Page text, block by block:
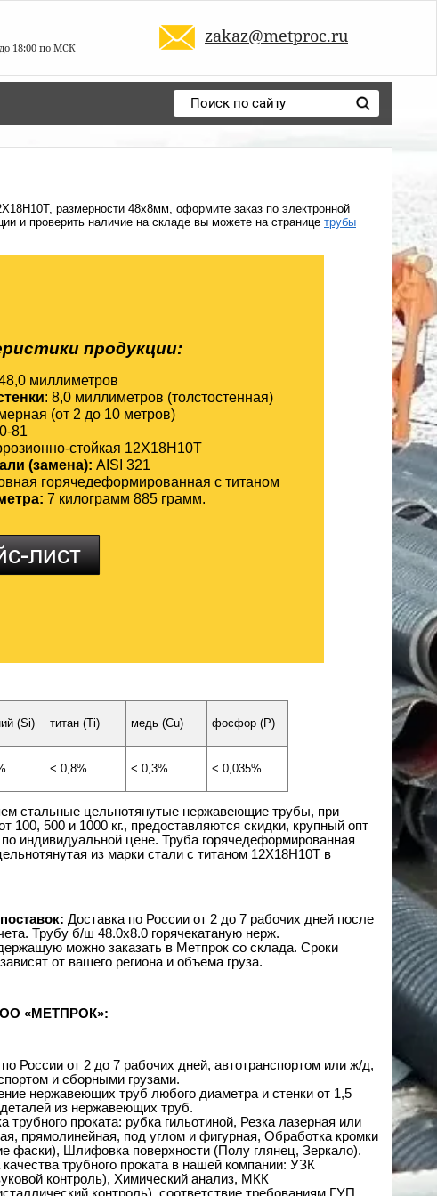
18:00 по МСК
zakaz@metproc.ru
размерности 48х8мм, оформите заказ по электронной
и проверить наличие на складе вы можете на странице трубы
продукции:
миллиметров
: 8,0 миллиметров (толстостенная)
(от 2 до 10 метров)
81
стойкая 12Х18Н10Т
(замена): AISI 321
горячедеформированная с титаном
7 килограмм 885 грамм.
(Si) титан (Ti) медь (Cu) фосфор (P)
< 0,8% < 0,3% < 0,035%
стальные цельнотянутые нержавеющие трубы, при
100, 500 и 1000 кг., предоставляются скидки, крупный опт
по индивидуальной цене. Труба горячедеформированная
из марки стали с титаном 12Х18Н10Т в
Доставка по России от 2 до 7 рабочих дней после
Трубу б/ш 48.0х8.0 горячекатаную нерж.
можно заказать в Метпрок со склада. Сроки
от вашего региона и объема груза.
«МЕТПРОК»:
России от 2 до 7 рабочих дней, автотранспортом или ж/д,
и сборными грузами.
нержавеющих труб любого диаметра и стенки от 1,5
из нержавеющих труб.
трубного проката: рубка гильотиной, Резка лазерная или
прямолинейная, под углом и фигурная, Обработка кромки
фаски), Шлифовка поверхности (Полу глянец, Зеркало).
качества трубного проката в нашей компании: УЗК
контроль), Химический анализ, МКК
контроль), соответствие требованиям ГУП